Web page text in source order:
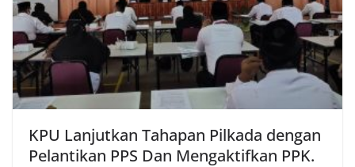
KPU Lanjutkan Tahapan Pilkada dengan
Pelantikan PPS Dan Mengaktifkan PPK.